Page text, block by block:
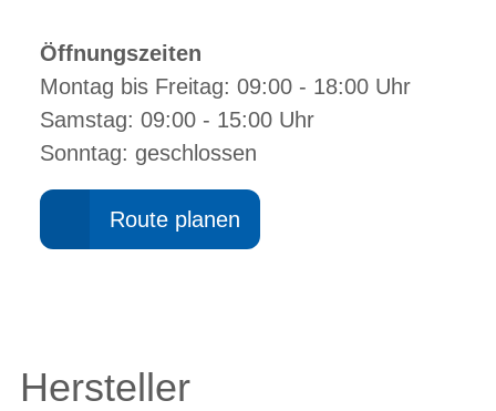
Öffnungszeiten
Montag bis Freitag: 09:00 - 18:00 Uhr
Samstag: 09:00 - 15:00 Uhr
Sonntag: geschlossen
Route planen
Hersteller